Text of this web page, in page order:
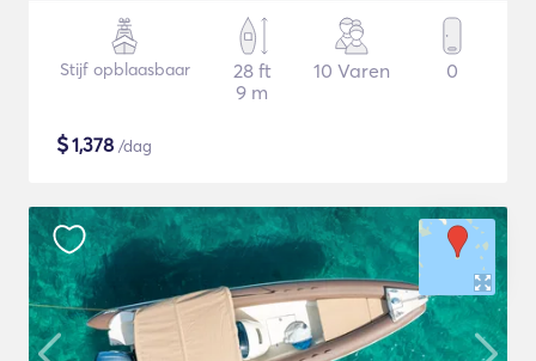
Stijf opblaasbaar
28 ft
9 m
10 Varen 0
$1,378 /dag